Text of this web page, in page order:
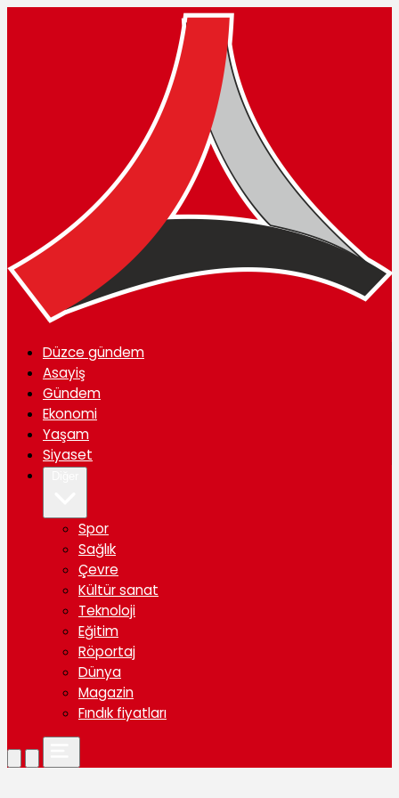
Düzce gündem
Asayiş
Gündem
Ekonomi
Yaşam
Siyaset
Spor
Sağlık
Çevre
Kültür sanat
Teknoloji
Eğitim
Röportaj
Dünya
Magazin
Fındık fiyatları